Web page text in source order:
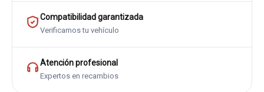
Compatibilidad garantizada
Verificamos tu vehículo
Atención profesional
Expertos en recambios